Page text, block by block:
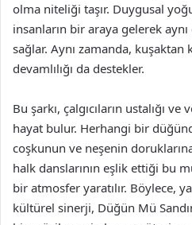
olma niteliği taşır. Duygusal
insanların bir araya gelerek aynı
sağlar. Aynı zamanda,
devamlılığı da destekler.
Bu şarkı, çalgıcıların ustalığı
hayat bulur. Herhangi bir
coşkunun ve neşenin
halk danslarının eşlik ettiği bu
bir atmosfer yaratılır. Böylece,
kültürel sinerji, Düğün Mü